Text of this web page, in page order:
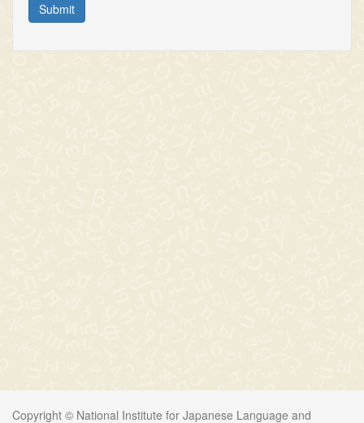
Submit
Copyright © National Institute for Japanese Language and